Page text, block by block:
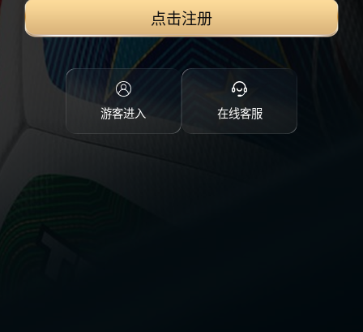
点击注册
游客进入 在线客服